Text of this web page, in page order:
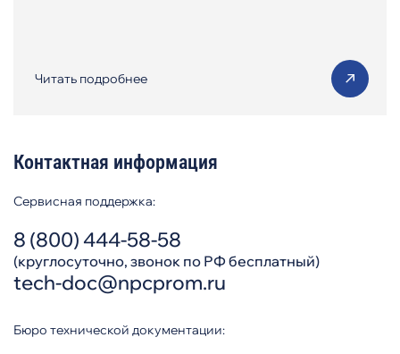
Читать подробнее
Контактная информация
Сервисная поддержка:
8 (800) 444-58-58
(круглосуточно, звонок по РФ бесплатный)
tech-doc@npcprom.ru
Бюро технической документации: